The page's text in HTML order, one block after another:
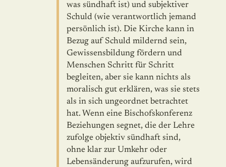
was sündhaft ist) und subjektiver
Schuld (wie verantwortlich jemand
persönlich ist). Die Kirche kann in
Bezug auf Schuld mildernd sein,
Gewissensbildung fördern und
Menschen Schritt für Schritt
begleiten, aber sie kann nichts als
moralisch gut erklären, was sie stets
als in sich ungeordnet betrachtet
hat. Wenn eine Bischofskonferenz
Beziehungen segnet, die der Lehre
zufolge objektiv sünd­haft sind,
ohne klar zur Umkehr oder
Lebensänderung aufzurufen, wird